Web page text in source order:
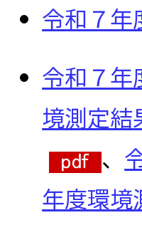
令和７年
令和７年
境測定結
、
年度環境